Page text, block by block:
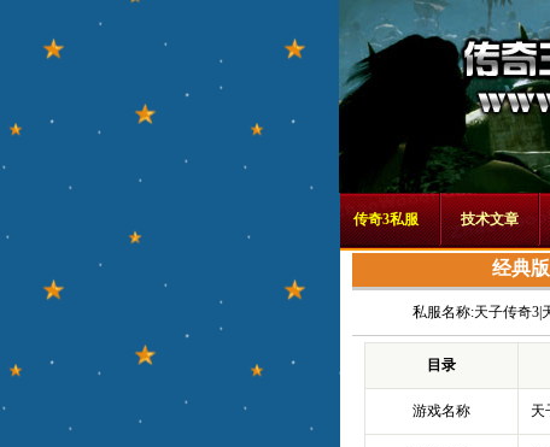
传奇3私服 技术文章
经典
私服名称:天子传奇3|
目录
游戏名称 天